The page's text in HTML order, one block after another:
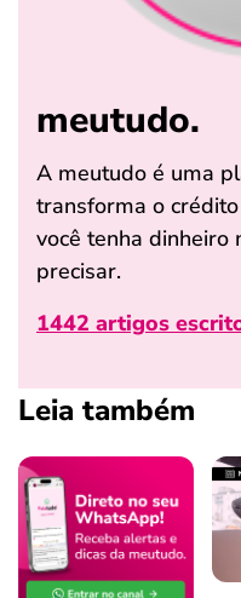
meutudo.
A meutudo é uma
transforma o
você tenha dinheiro
precisar.
1442 artigos
Leia também